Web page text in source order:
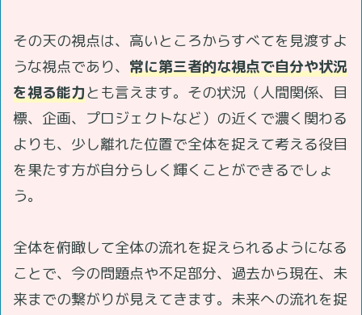
その天の視点は、高いところからすべてを見渡すよ
うな視点であり、 常に第三者的な視点で自分や状況
を視る能力とも言えます。その状況（人間関係、目
標、企画、プロジェクトなど）の近くで濃く関わる
よりも、少し離れた位置で全体を捉えて考える役目
を果たす方が自分らしく輝くことができるでしょ
う。
全体を俯瞰して全体の流れを捉えられるようになる
ことで、今の問題点や不足部分、過去から現在、未
来までの繋がりが見えてきます。未来への流れを捉